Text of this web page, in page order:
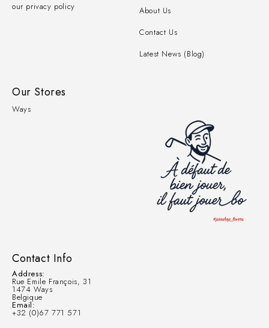
Contact Info
Address:
Rue Emile François, 31
1474 Ways
Belgique
Email:
+32 (0)67 771 571
our privacy policy
About Us
Contact Us
Latest News (Blog)
Our Stores
Ways